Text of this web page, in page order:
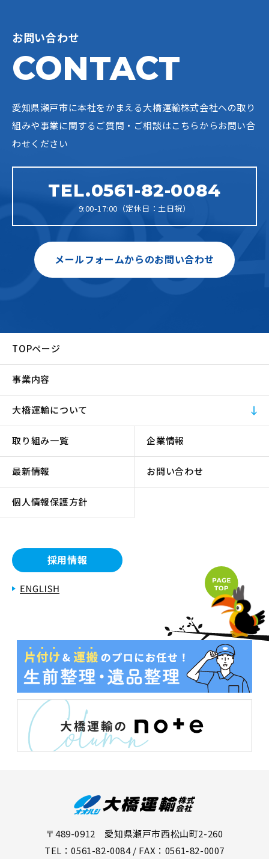
お問い合わせ
CONTACT
愛知県瀬戸市に本社をかまえる大橋運輸株式会社への取り
組みや事業に関するご質問・ご相談はこちらからお問い合
わせください
TEL.0561-82-0084
9:00-17:00（定休日：土日祝）
メールフォームからのお問い合わせ
TOPページ
事業内容
大橋運輸について
取り組み一覧 企業情報
最新情報 お問い合わせ
個人情報保護方針
採用情報
〒489-0912 愛知県瀬戸市西松山町2-260
TEL：0561-82-0084 / FAX：0561-82-0007